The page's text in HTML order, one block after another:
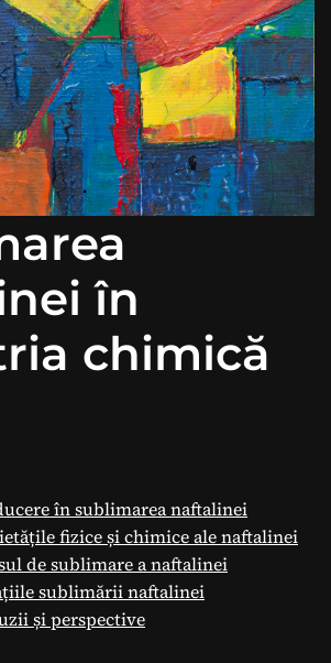
în
chimică
în sublimarea naftalinei
fizice și chimice ale naftalinei
de sublimare a naftalinei
sublimării naftalinei
și perspective